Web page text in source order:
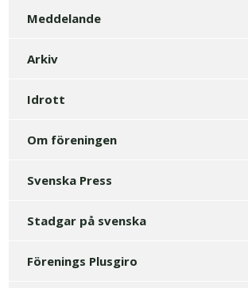
Meddelande
Arkiv
Idrott
Om föreningen
Svenska Press
Stadgar på svenska
Förenings Plusgiro